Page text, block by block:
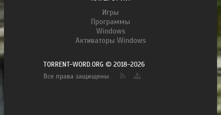
Игры
Программы
Windows
Активаторы Windows
TORRENT-WORD.ORG © 2018-2026
Все права защищены.